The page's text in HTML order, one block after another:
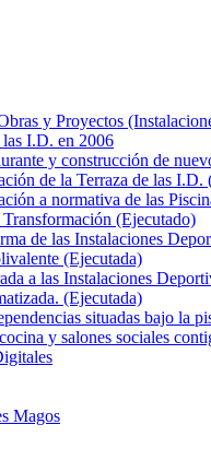
y Proyectos
I.D. en 2006
y construcción de
de la Terraza de las I.D.
a normativa de las
(Ejecutado)
de las Instalaciones
(Ejecutada)
a las Instalaciones
(Ejecutada)
situadas bajo la
y salones sociales
Magos